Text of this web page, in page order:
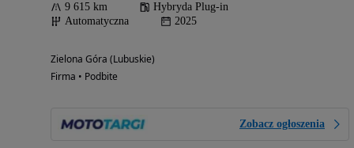
9 615 km
Hybryda Plug-in
Automatyczna
2025
Zielona Góra (Lubuskie)
Firma • Podbite
Zobacz ogłoszenia